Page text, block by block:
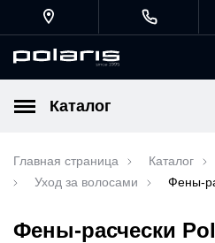
Каталог
Главная страница Каталог
Уход за волосами
Фены-
Фены-расчески